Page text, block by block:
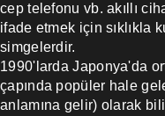
cep telefonu vb. akıllı
ifade etmek için sıklıkla
simgelerdir.
1990'larda Japonya'da
çapında popüler hale
anlamına gelir) olarak